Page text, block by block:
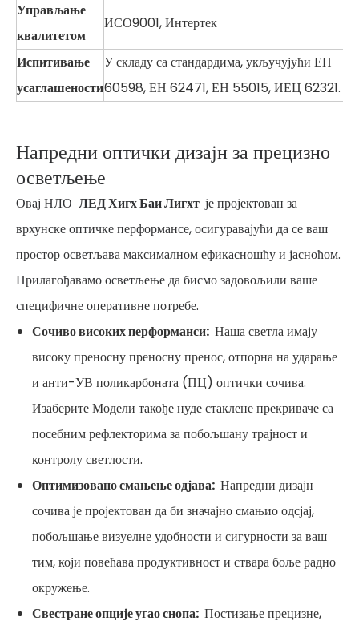
Управљање
квалитетом
ИСО9001, Интертек
Испитивање
усаглашености
У складу са стандардима, укључујући ЕН
60598, ЕН 62471, ЕН 55015, ИЕЦ 62321.
Напредни оптички дизајн за прецизно
осветљење
Овај НЛО ЛЕД Хигх Баи Лигхт је пројектован за
врхунске оптичке перформансе, осигуравајући да се ваш
простор осветљава максималном ефикасношћу и јасноћом.
Прилагођавамо осветљење да бисмо задовољили ваше
специфичне оперативне потребе.
Сочиво високих перформанси: Наша светла имају
високу преносну преносну пренос, отпорна на ударање
и анти-УВ поликарбоната (ПЦ) оптички сочива.
Изаберите Модели такође нуде стаклене прекриваче са
посебним рефлекторима за побољшану трајност и
контролу светлости.
Оптимизовано смањење одјава: Напредни дизајн
сочива је пројектован да би значајно смањио одсјај,
побољшање визуелне удобности и сигурности за ваш
тим, који повећава продуктивност и ствара боље радно
окружење.
Свестране опције угао снопа: Постизање прецизне,